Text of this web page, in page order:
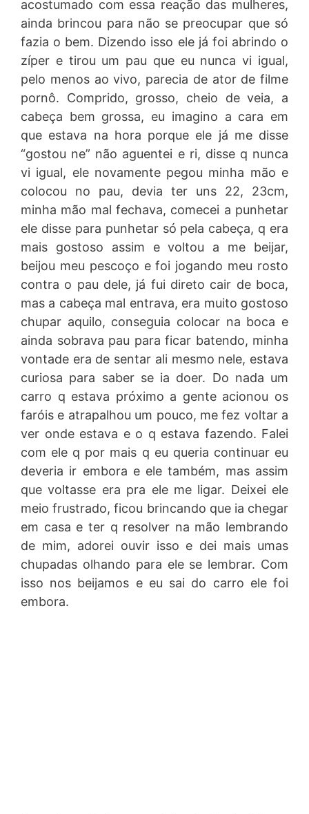
acostumado com essa reação das mulheres,
ainda brincou para não se preocupar que só
fazia o bem. Dizendo isso ele já foi abrindo o
zíper e tirou um pau que eu nunca vi igual,
pelo menos ao vivo, parecia de ator de filme
pornô. Comprido, grosso, cheio de veia, a
cabeça bem grossa, eu imagino a cara em
que estava na hora porque ele já me disse
“gostou ne” não aguentei e ri, disse q nunca
vi igual, ele novamente pegou minha mão e
colocou no pau, devia ter uns 22, 23cm,
minha mão mal fechava, comecei a punhetar
ele disse para punhetar só pela cabeça, q era
mais gostoso assim e voltou a me beijar,
beijou meu pescoço e foi jogando meu rosto
contra o pau dele, já fui direto cair de boca,
mas a cabeça mal entrava, era muito gostoso
chupar aquilo, conseguia colocar na boca e
ainda sobrava pau para ficar batendo, minha
vontade era de sentar ali mesmo nele, estava
curiosa para saber se ia doer. Do nada um
carro q estava próximo a gente acionou os
faróis e atrapalhou um pouco, me fez voltar a
ver onde estava e o q estava fazendo. Falei
com ele q por mais q eu queria continuar eu
deveria ir embora e ele também, mas assim
que voltasse era pra ele me ligar. Deixei ele
meio frustrado, ficou brincando que ia chegar
em casa e ter q resolver na mão lembrando
de mim, adorei ouvir isso e dei mais umas
chupadas olhando para ele se lembrar. Com
isso nos beijamos e eu sai do carro ele foi
embora.